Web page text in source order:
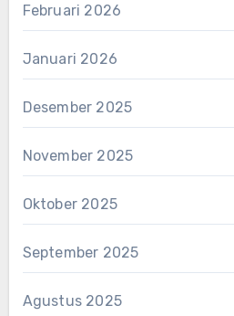
Februari 2026
Januari 2026
Desember 2025
November 2025
Oktober 2025
September 2025
Agustus 2025